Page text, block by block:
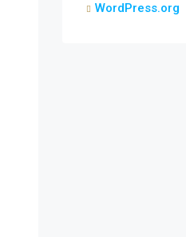
WordPress.org